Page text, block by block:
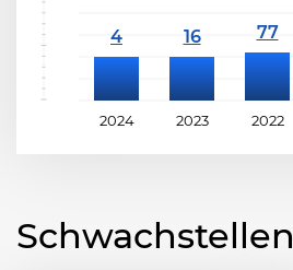
2024 2023 2022
Schwachstellen